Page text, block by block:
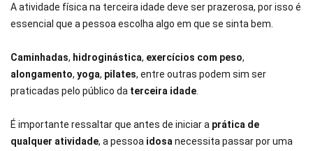
A atividade física na terceira idade deve ser prazerosa, por isso é
essencial que a pessoa escolha algo em que se sinta bem.
Caminhadas, hidroginástica, exercícios com peso,
alongamento, yoga, pilates, entre outras podem sim ser
praticadas pelo público da terceira idade
É importante ressaltar que antes de iniciar a prática de
qualquer atividade, a pessoa idosa necessita passar por uma